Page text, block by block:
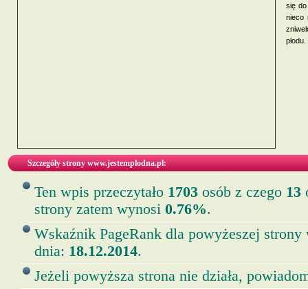
się do
nieco
Szczegóły strony www.jestemplodna.pl:
Ten wpis przeczytało 1703 osób z czego 13
strony zatem wynosi 0.76%.
Wskaźnik PageRank dla powyżeszej strony
dnia: 18.12.2014.
Jeżeli powyższa strona nie działa,